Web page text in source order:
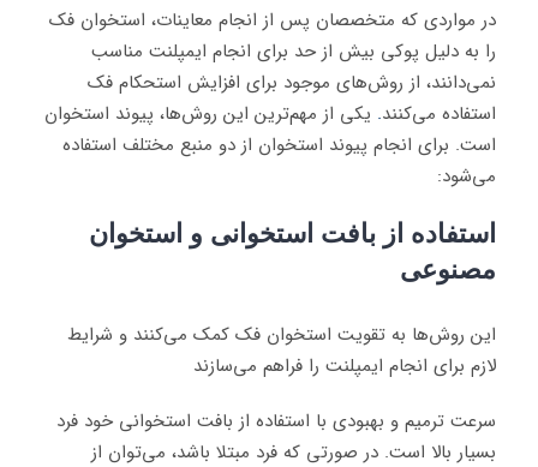
در مواردی که متخصصان پس از انجام معاینات، استخوان فک
را به دلیل پوکی بیش از حد برای انجام ایمپلنت مناسب
نمی‌دانند، از روش‌های موجود برای افزایش استحکام فک
استفاده می‌کنند. یکی از مهم‌ترین این روش‌ها، پیوند استخوان
است. برای انجام پیوند استخوان از دو منبع مختلف استفاده
می‌شود:
استفاده از بافت استخوانی و استخوان
مصنوعی
این روش‌ها به تقویت استخوان فک کمک می‌کنند و شرایط
لازم برای انجام ایمپلنت را فراهم می‌سازند
سرعت ترمیم و بهبودی با استفاده از بافت استخوانی خود فرد
بسیار بالا است. در صورتی که فرد مبتلا باشد، می‌توان از